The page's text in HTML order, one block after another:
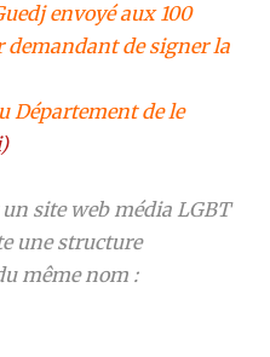
envoyé aux 100
de signer la
Département de le
site web média LGBT
une structure
même nom :